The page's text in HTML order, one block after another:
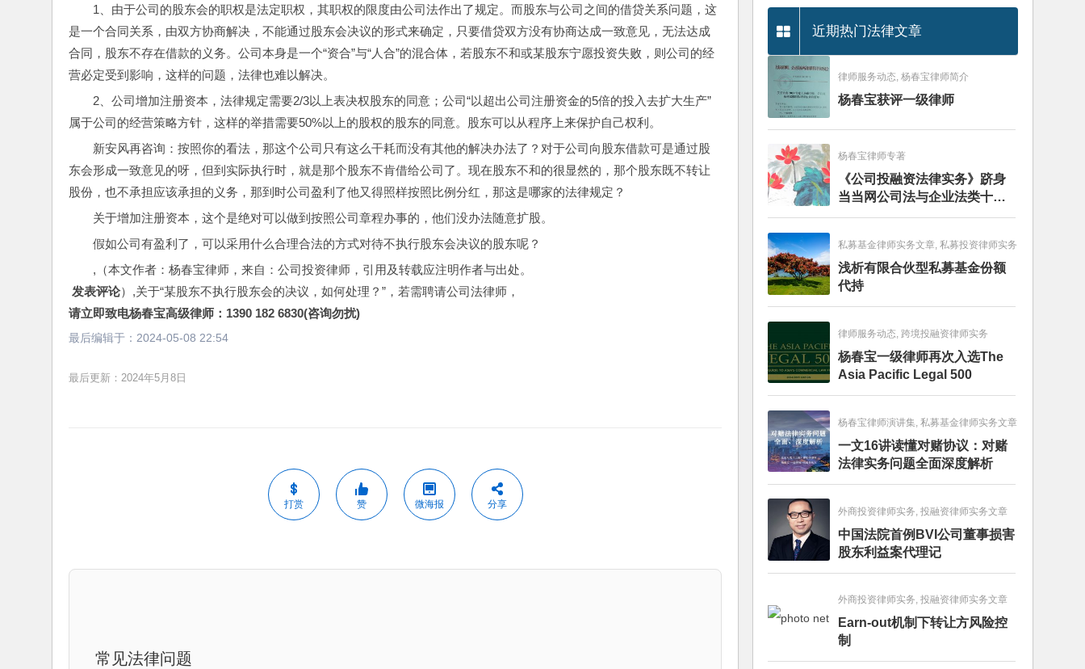
1、由于公司的股东会的职权是法定职权，其职权的限度由公司法作出了规定。而股东与公司之间的借贷关系问题，这
是一个合同关系，由双方协商解决，不能通过股东会决议的形式来确定，只要借贷双方没有协商达成一致意见，无法达成
合同，股东不存在借款的义务。公司本身是一个“资合”与“人合”的混合体，若股东不和或某股东宁愿投资失败，则公司的经
营必定受到影响，这样的问题，法律也难以解决。
2、公司增加注册资本，法律规定需要2/3以上表决权股东的同意；公司“以超出公司注册资金的5倍的投入去扩大生产”
属于公司的经营策略方针，这样的举措需要50%以上的股权的股东的同意。股东可以从程序上来保护自己权利。
新安风再咨询：按照你的看法，那这个公司只有这么干耗而没有其他的解决办法了？对于公司向股东借款可是通过股
东会形成一致意见的呀，但到实际执行时，就是那个股东不肯借给公司了。现在股东不和的很显然的，那个股东既不转让
股份，也不承担应该承担的义务，那到时公司盈利了他又得照样按照比例分红，那这是哪家的法律规定？
关于增加注册资本，这个是绝对可以做到按照公司章程办事的，他们没办法随意扩股。
假如公司有盈利了，可以采用什么合理合法的方式对待不执行股东会决议的股东呢？
,（本文作者：杨春宝律师，来自：公司投资律师，引用及转载应注明作者与出处。
发表评论）,关于“某股东不执行股东会的决议，如何处理？”，若需聘请公司法律师，
请立即致电杨春宝高级律师：1390 182 6830(咨询勿扰)
最后编辑于： 2024-05-08 22:54
最后更新：2024年5月8日
打赏 赞 微海报 分享
常见法律问题
近期热门法律文章
律师服务动态, 杨春宝律师简介
杨春宝获评一级律师
杨春宝律师专著
《公司投融资法律实务》跻身
当当网公司法与企业法类十大
畅销图书榜
私募基金律师实务文章, 私募投资律师实务
浅析有限合伙型私募基金份额
代持
律师服务动态, 跨境投融资律师实务
杨春宝一级律师再次入选The
Asia Pacific Legal 500
杨春宝律师演讲集, 私募基金律师实务文章
一文16讲读懂对赌协议：对赌
法律实务问题全面深度解析
外商投资律师实务, 投融资律师实务文章
中国法院首例BVI公司董事损害
股东利益案代理记
外商投资律师实务, 投融资律师实务文章
Earn-out机制下转让方风险控
制